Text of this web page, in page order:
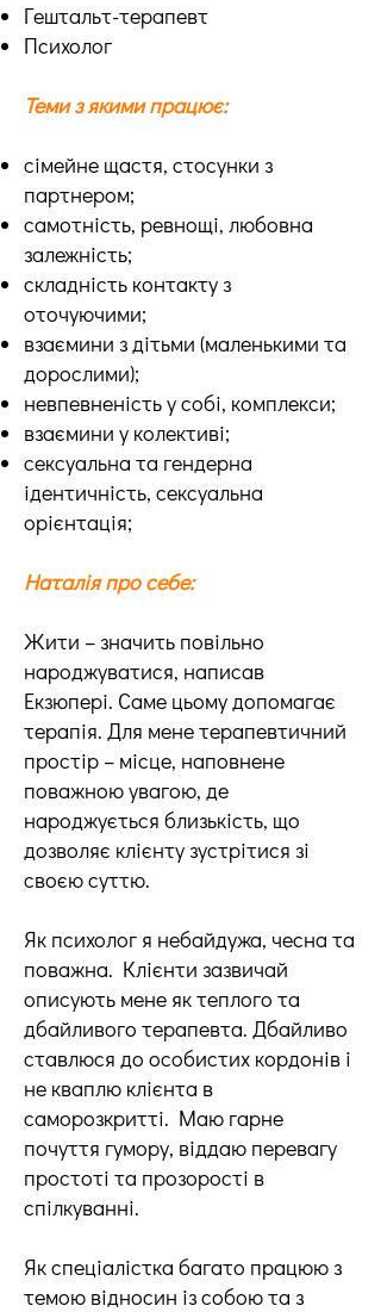
Гештальт-терапевт
Психолог
Теми з якими працює:
сімейне щастя, стосунки з
партнером;
самотність, ревнощі, любовна
залежність;
складність контакту з
оточуючими;
взаємини з дітьми (маленькими та
дорослими);
невпевненість у собі, комплекси;
взаємини у колективі;
сексуальна та гендерна
ідентичність, сексуальна
орієнтація;
Наталія про себе:
Жити – значить повільно
народжуватися, написав
Екзюпері. Саме цьому допомагає
терапія. Для мене терапевтичний
простір – місце, наповнене
поважною увагою, де
народжується близькість, що
дозволяє клієнту зустрітися зі
своєю суттю.
Як психолог я небайдужа, чесна та
поважна. Клієнти зазвичай
описують мене як теплого та
дбайливого терапевта. Дбайливо
ставлюся до особистих кордонів і
не кваплю клієнта в
саморозкритті. Маю гарне
почуття гумору, віддаю перевагу
простоті та прозорості в
спілкуванні.
Як спеціалістка багато працюю з
темою відносин із собою та з